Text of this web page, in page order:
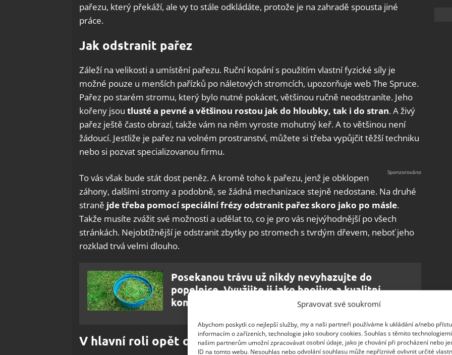
Spravovat své soukromí
Abychom poskytli co nejlepší služby, my a naši partneři používáme k ukládání a/nebo
informacím o zařízeních, technologie jako soubory cookies. Souhlas s těmito
našim partnerům umožní zpracovávat osobní údaje, jako je chování při procházení nebo
ID na tomto webu. Nesouhlas nebo odvolání souhlasu může nepříznivě ovlivnit určité
pařezu, který překáží, ale vy to stále odkládáte, protože je na zahradě spousta jiné
práce.
Jak odstranit pařez
Záleží na velikosti a umístění pařezu. Ruční kopání s použitím vlastní fyzické síly je
možné pouze u menších pařízků po náletových stromcích, upozorňuje web The Spruce.
Pařez po starém stromu, který bylo nutné pokácet, většinou ručně neodstraníte. Jeho
kořeny jsou tlusté a pevné a většinou rostou jak do hloubky, tak i do stran. A živý
pařez ještě často obrazí, takže vám na něm vyroste mohutný keř. A to většinou není
žádoucí. Jestliže je pařez na volném prostranství, můžete si třeba vypůjčit těžší techniku
nebo si pozvat specializovanou firmu.
To vás však bude stát dost peněz. A kromě toho k pařezu, jenž je obklopen
záhony, dalšími stromy a podobně, se žádná mechanizace stejně nedostane. Na druhé
straně jde třeba pomocí speciální frézy odstranit pařez skoro jako po másle.
Takže musíte zvážit své možnosti a udělat to, co je pro vás nejvýhodnější po všech
stránkách. Nejobtížnější je odstranit zbytky po stromech s tvrdým dřevem, neboť jeho
rozklad trvá velmi dlouho.
Posekanou trávu už nikdy nevyhazujte do
popelnice. Využijte ji jako hnojivo a kvalitní
kompost,
V hlavní roli opět ocet a jedlá soda